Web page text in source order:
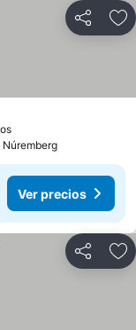
Compartir
Núremberg
Ver precios
Compartir